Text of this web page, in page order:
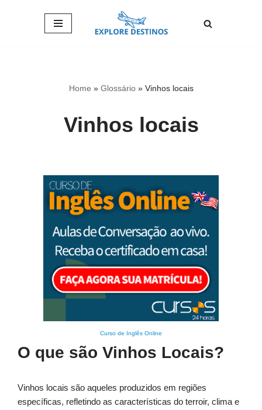
Home » Glossário» Vinhos locais
Vinhos locais
Curso de Inglês Online
O que são Vinhos Locais?
Vinhos locais são aqueles produzidos em regiões
específicas, refletindo as características do terroir, clima e